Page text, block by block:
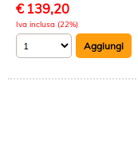
€ 139,20
Iva inclusa (22%)